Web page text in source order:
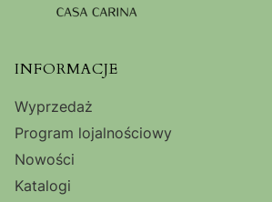
Linki w stopce
INFORMACJE
Wyprzedaż
Program lojalnościowy
Nowości
Katalogi